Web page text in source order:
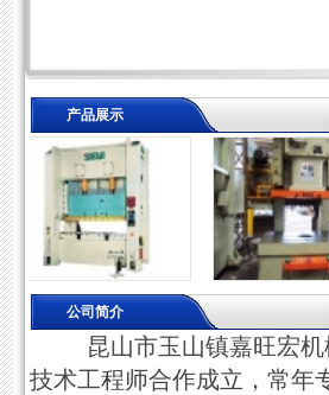
产品展示
公司简介
昆山市玉山镇嘉旺宏机
技术工程师合作成立，常年